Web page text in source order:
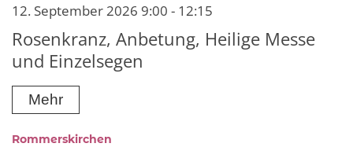
12. September 2026 9:00 - 12:15
Rosenkranz, Anbetung, Heilige Messe
und Einzelsegen
Mehr
Rommerskirchen